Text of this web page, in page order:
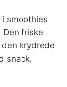
smoothies
Den friske
krydrede
snack.